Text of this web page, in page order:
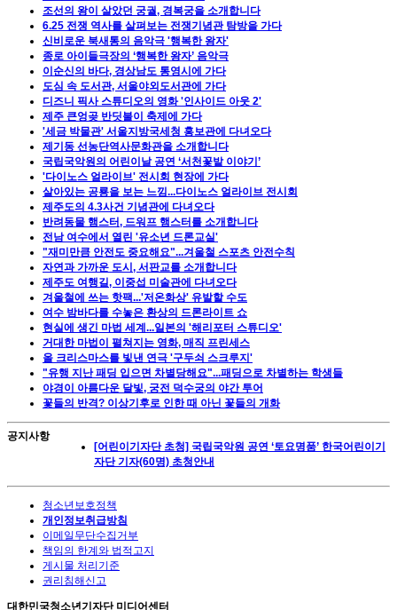
조선의 왕이 살았던 궁궐, 경복궁을 소개합니다
6.25 전쟁 역사를 살펴보는 전쟁기념관 탐방을 가다
신비로운 북새통의 음악극 '행복한 왕자'
종로 아이들극장의 ‘행복한 왕자’ 음악극
이순신의 바다, 경상남도 통영시에 가다
도심 속 도서관, 서울야외도서관에 가다
디즈니 픽사 스튜디오의 영화 '인사이드 아웃 2'
제주 큰엉곶 반딧불이 축제에 가다
'세금 박물관' 서울지방국세청 홍보관에 다녀오다
제기동 선농단역사문화관을 소개합니다
국립국악원의 어린이날 공연 ‘서천꽃밭 이야기’
'다이노스 얼라이브' 전시회 현장에 가다
살아있는 공룡을 보는 느낌...다이노스 얼라이브 전시회
제주도의 4.3사건 기념관에 다녀오다
반려동물 햄스터, 드워프 햄스터를 소개합니다
전남 여수에서 열린 '유소년 드론교실'
"재미만큼 안전도 중요해요"...겨울철 스포츠 안전수칙
자연과 가까운 도시, 서판교를 소개합니다
제주도 여행길, 이중섭 미술관에 다녀오다
겨울철에 쓰는 핫팩...'저온화상' 유발할 수도
여수 밤바다를 수놓은 환상의 드론라이트 쇼
현실에 생긴 마법 세계...일본의 '해리포터 스튜디오'
거대한 마법이 펼쳐지는 영화, 매직 프린세스
올 크리스마스를 빛낸 연극 '구두쇠 스크루지'
"유행 지난 패딩 입으면 차별당해요"...패딩으로 차별하는 학생들
야경이 아름다운 달빛, 궁전 덕수궁의 야간 투어
꽃들의 반격? 이상기후로 인한 때 아닌 꽃들의 개화
공지사항
[어린이기자단 초청] 국립국악원 공연 ‘토요명품’ 한국어린이기
자단 기자(60명) 초청안내
청소년보호정책
개인정보취급방침
이메일무단수집거부
책임의 한계와 법적고지
게시물 처리기준
권리침해신고
대한민국청소년기자단 미디어센터